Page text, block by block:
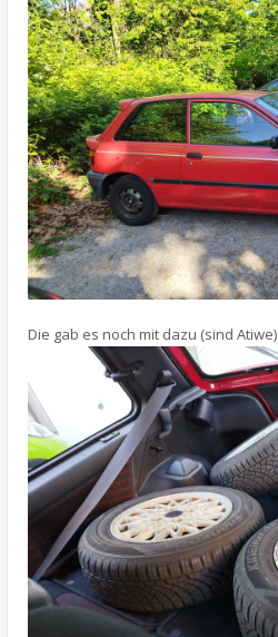
Die gab es noch mit dazu (sind Atiwe)